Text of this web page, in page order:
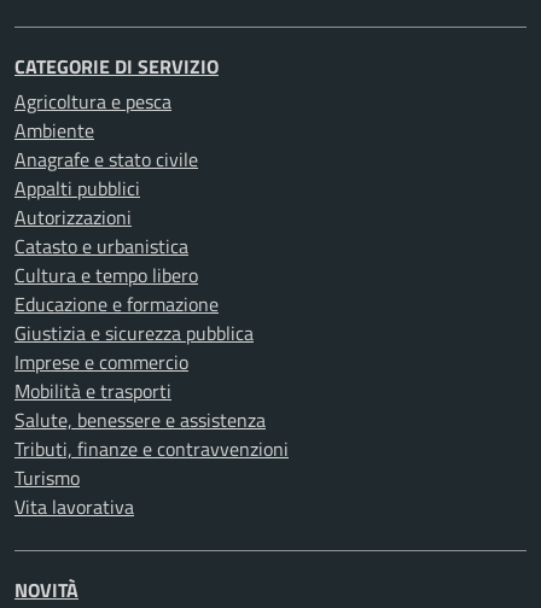
CATEGORIE DI SERVIZIO
Agricoltura e pesca
Ambiente
Anagrafe e stato civile
Appalti pubblici
Autorizzazioni
Catasto e urbanistica
Cultura e tempo libero
Educazione e formazione
Giustizia e sicurezza pubblica
Imprese e commercio
Mobilità e trasporti
Salute, benessere e assistenza
Tributi, finanze e contravvenzioni
Turismo
Vita lavorativa
NOVITÀ